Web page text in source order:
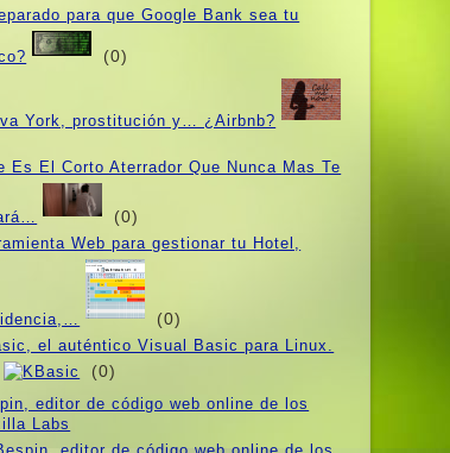
para que Google Bank sea tu
(0)
York, prostitución y… ¿Airbnb?
Es El Corto Aterrador Que Nunca Mas Te
(0)
Web para gestionar tu Hotel,
(0)
el auténtico Visual Basic para Linux.
(0)
editor de código web online de los
Labs